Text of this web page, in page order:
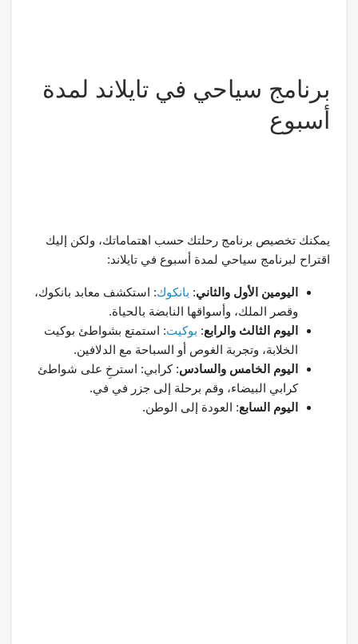
برنامج سياحي في تايلاند لمدة
أسبوع ️
يمكنك تخصيص برنامج رحلتك حسب اهتماماتك، ولكن إليك
اقتراح لبرنامج سياحي لمدة أسبوع في تايلاند:
اليومين الأول والثاني: بانكوك: استكشف معابد بانكوك،
وقصر الملك، وأسواقها النابضة بالحياة.
اليوم الثالث والرابع: بوكيت: استمتع بشواطئ بوكيت
الخلابة، وتجربة الغوص أو السباحة مع الدلافين.
اليوم الخامس والسادس: كرابي: استرخِ على شواطئ
كرابي البيضاء، وقم برحلة إلى جزر في في.
اليوم السابع: العودة إلى الوطن.